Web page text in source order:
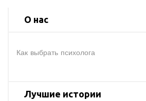
О нас
Как выбрать психолога
Лучшие истории